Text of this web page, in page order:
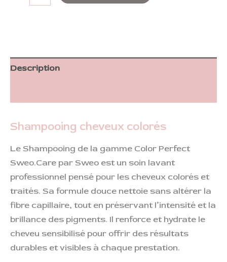
Description
Shampooing cheveux colorés
Le Shampooing de la gamme Color Perfect
Sweo.Care par Sweo est un soin lavant
professionnel pensé pour les cheveux colorés et
traités. Sa formule douce nettoie sans altérer la
fibre capillaire, tout en préservant l’intensité et la
brillance des pigments. Il renforce et hydrate le
cheveu sensibilisé pour offrir des résultats
durables et visibles à chaque prestation.